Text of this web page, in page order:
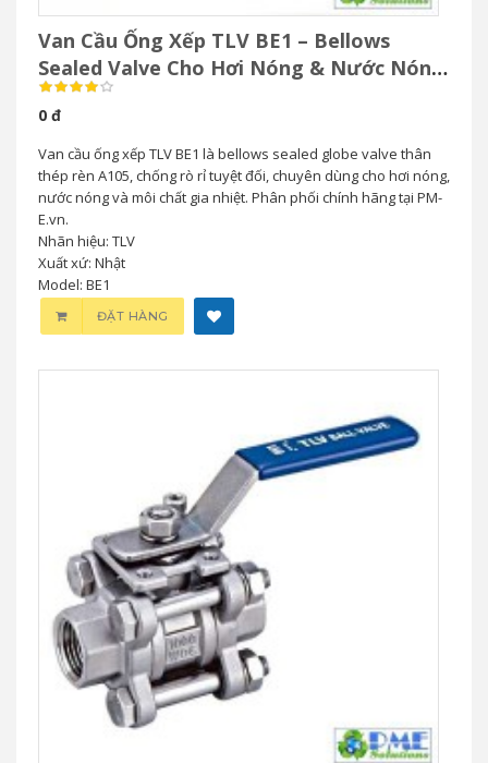
Van Cầu Ống Xếp TLV BE1 – Bellows
Sealed Valve Cho Hơi Nóng & Nước Nóng
Áp Suất Cao
0 đ
Van cầu ống xếp TLV BE1 là bellows sealed globe valve thân
thép rèn A105, chống rò rỉ tuyệt đối, chuyên dùng cho hơi nóng,
nước nóng và môi chất gia nhiệt. Phân phối chính hãng tại PM-
E.vn.
Nhãn hiệu: TLV
Xuất xứ: Nhật
Model: BE1
ĐẶT HÀNG